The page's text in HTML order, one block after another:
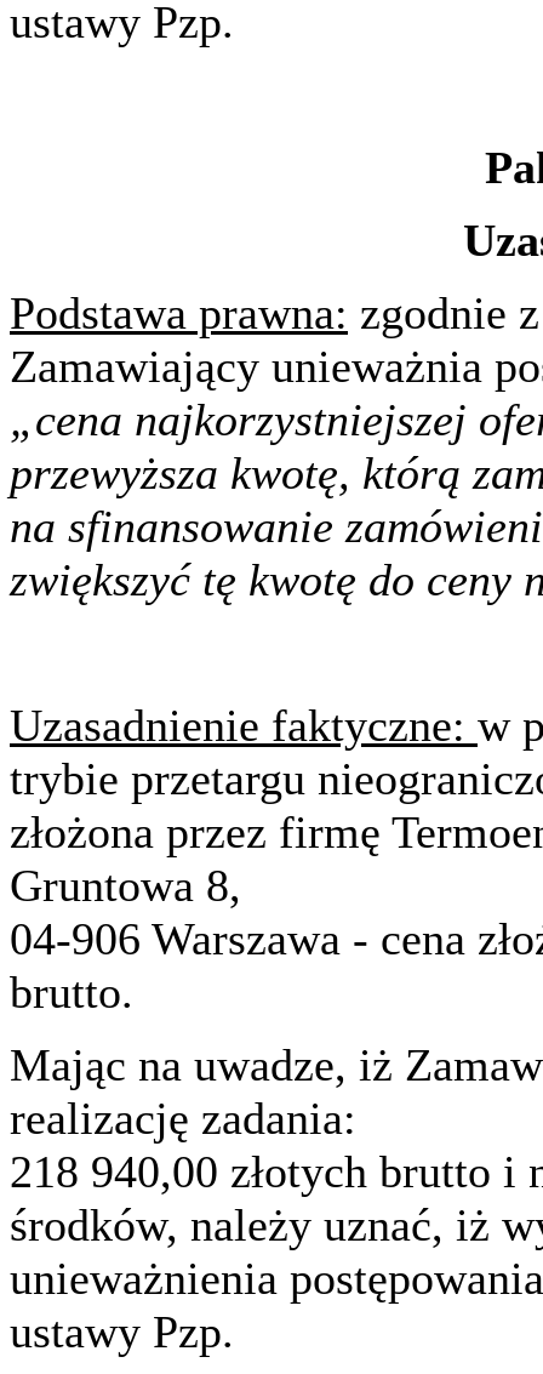
ustawy Pzp.
Podstawa prawna: zgodnie
Zamawiający unieważnia
„cena najkorzystniejszej
przewyższa kwotę, którą
na sfinansowanie
zwiększyć tę kwotę do
Uzasadnienie faktyczne: w
trybie przetargu
złożona przez firmę
Gruntowa 8,
04-906 Warszawa - cena
brutto.
Mając na uwadze, iż
realizację zadania:
218 940,00 złotych brutto
środków, należy uznać, iż
unieważnienia
ustawy Pzp.